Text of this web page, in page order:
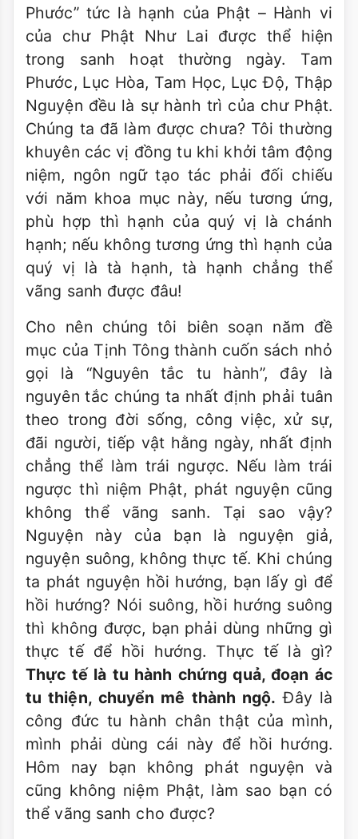
Phước” tức là hạnh của Phật – Hành vi
của chư Phật Như Lai được thể hiện
trong sanh hoạt thường ngày. Tam
Phước, Lục Hòa, Tam Học, Lục Ðộ, Thập
Nguyện đều là sự hành trì của chư Phật.
Chúng ta đã làm được chưa? Tôi thường
khuyên các vị đồng tu khi khởi tâm động
niệm, ngôn ngữ tạo tác phải đối chiếu
với năm khoa mục này, nếu tương ứng,
phù hợp thì hạnh của quý vị là chánh
hạnh; nếu không tương ứng thì hạnh của
quý vị là tà hạnh, tà hạnh chẳng thể
vãng sanh được đâu!
Cho nên chúng tôi biên soạn năm đề
mục của Tịnh Tông thành cuốn sách nhỏ
gọi là “Nguyên tắc tu hành”, đây là
nguyên tắc chúng ta nhất định phải tuân
theo trong đời sống, công việc, xử sự,
đãi người, tiếp vật hằng ngày, nhất định
chẳng thể làm trái ngược. Nếu làm trái
ngược thì niệm Phật, phát nguyện cũng
không thể vãng sanh. Tại sao vậy?
Nguyện này của bạn là nguyện giả,
nguyện suông, không thực tế. Khi chúng
ta phát nguyện hồi hướng, bạn lấy gì để
hồi hướng? Nói suông, hồi hướng suông
thì không được, bạn phải dùng những gì
thực tế để hồi hướng. Thực tế là gì?
Thực tế là tu hành chứng quả, đoạn ác
tu thiện, chuyển mê thành ngộ. Ðây là
công đức tu hành chân thật của mình,
mình phải dùng cái này để hồi hướng.
Hôm nay bạn không phát nguyện và
cũng không niệm Phật, làm sao bạn có
thể vãng sanh cho được?